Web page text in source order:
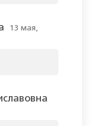
13 мая,